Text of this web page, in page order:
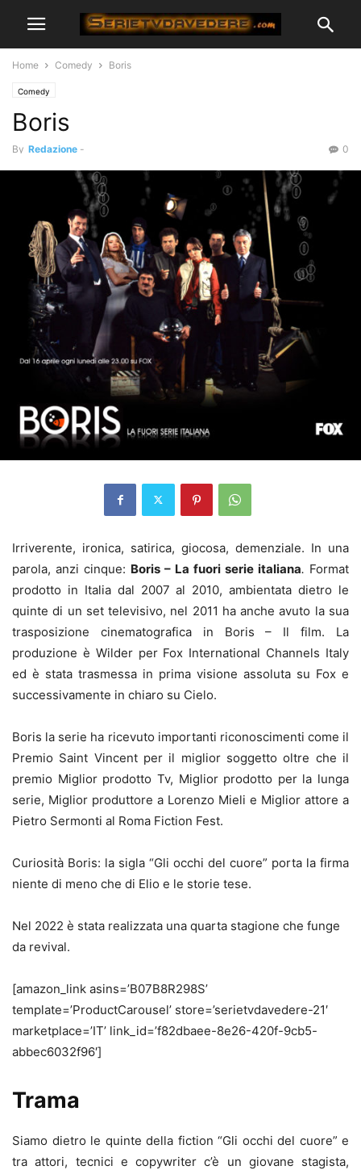
Home Comedy Boris
Comedy
Boris
By Redazione - 0
Irriverente, ironica, satirica, giocosa, demenziale. In una
parola, anzi cinque: Boris – La fuori serie italiana. Format
prodotto in Italia dal 2007 al 2010, ambientata dietro le
quinte di un set televisivo, nel 2011 ha anche avuto la sua
trasposizione cinematografica in Boris – Il film. La
produzione è Wilder per Fox International Channels Italy
ed è stata trasmessa in prima visione assoluta su Fox e
successivamente in chiaro su Cielo.
Boris la serie ha ricevuto importanti riconoscimenti come il
Premio Saint Vincent per il miglior soggetto oltre che il
premio Miglior prodotto Tv, Miglior prodotto per la lunga
serie, Miglior produttore a Lorenzo Mieli e Miglior attore a
Pietro Sermonti al Roma Fiction Fest.
Curiosità Boris: la sigla “Gli occhi del cuore” porta la firma
niente di meno che di Elio e le storie tese.
Nel 2022 è stata realizzata una quarta stagione che funge
da revival.
[amazon_link asins=’B07B8R298S’
template=’ProductCarousel’ store=’serietvdavedere-21′
marketplace=’IT’ link_id=’f82dbaee-8e26-420f-9cb5-
abbec6032f96′]
Trama
Siamo dietro le quinte della fiction “Gli occhi del cuore” e
tra attori, tecnici e copywriter c’è un giovane stagista,